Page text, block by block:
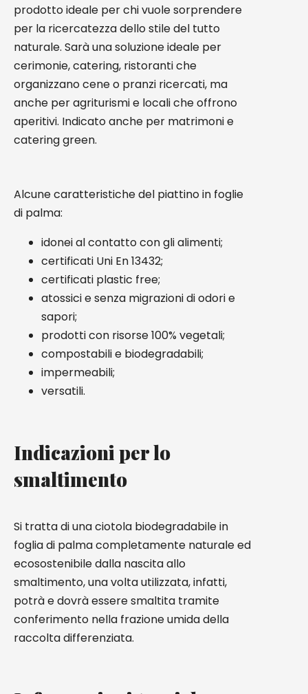
prodotto ideale per chi vuole sorprendere
per la ricercatezza dello stile del tutto
naturale. Sarà una soluzione ideale per
cerimonie, catering, ristoranti che
organizzano cene o pranzi ricercati, ma
anche per agriturismi e locali che offrono
aperitivi. Indicato anche per matrimoni e
catering green.
Alcune caratteristiche del piattino in foglie
di palma:
idonei al contatto con gli alimenti;
certificati Uni En 13432;
certificati plastic free;
atossici e senza migrazioni di odori e
sapori;
prodotti con risorse 100% vegetali;
compostabili e biodegradabili;
impermeabili;
versatili.
Indicazioni per lo
smaltimento
Si tratta di una ciotola biodegradabile in
foglia di palma completamente naturale ed
ecosostenibile dalla nascita allo
smaltimento, una volta utilizzata, infatti,
potrà e dovrà essere smaltita tramite
conferimento nella frazione umida della
raccolta differenziata.